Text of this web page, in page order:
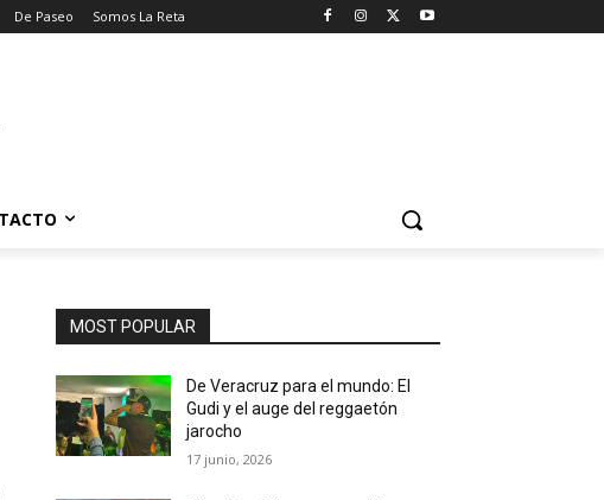
De Paseo Somos La Reta
MOST POPULAR
De Veracruz para el mundo: El
Gudi y el auge del reggaetón
jarocho
17 junio, 2026